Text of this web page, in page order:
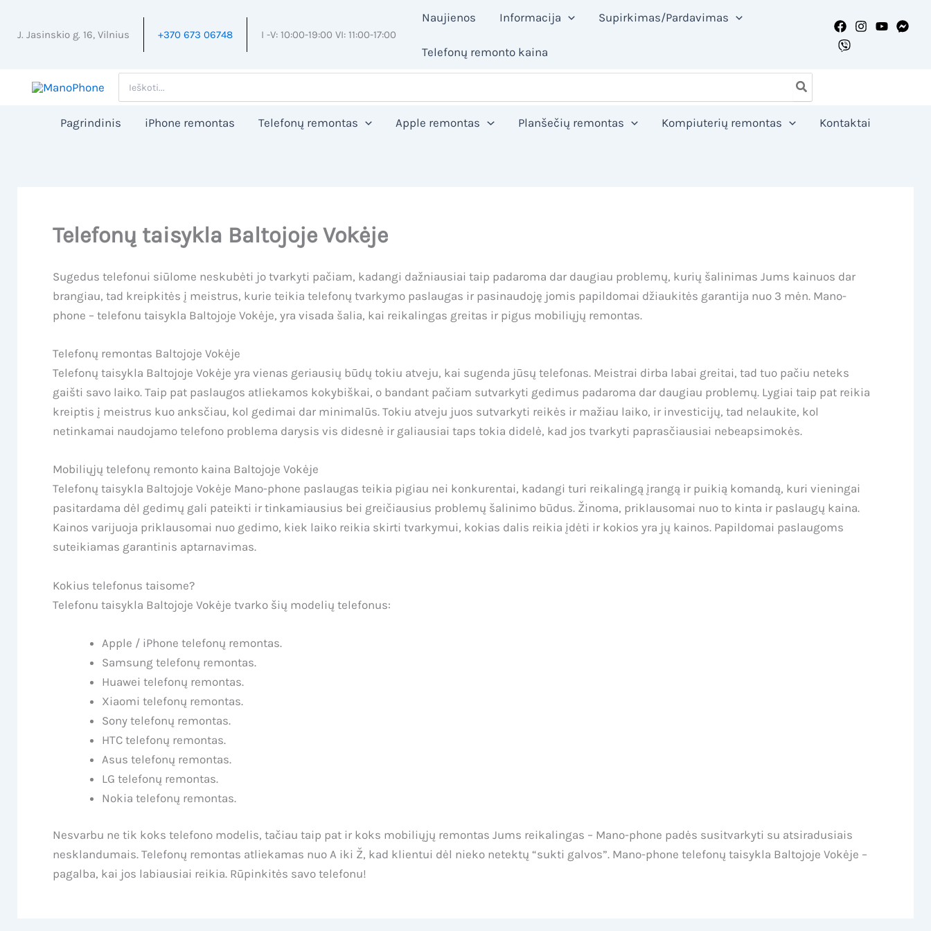
prieJ. Jasinskio g. 16, Vilnius +370 673 06748 I -V: 10:00-19:00 VI: 11:00-17:00
Naujienos Informacija Supirkimas/Pardavimas
Telefonų remonto kaina
for:
Pagrindinis iPhone remontas Telefonų remontas Apple remontas Planšečių remontas Kompiuterių remontas Kontaktai
Telefonų taisykla Baltojoje Vokėje
Sugedus telefonui siūlome neskubėti jo tvarkyti pačiam, kadangi dažniausiai taip padaroma dar daugiau problemų, kurių šalinimas Jums kainuos dar
brangiau, tad kreipkitės į meistrus, kurie teikia telefonų tvarkymo paslaugas ir pasinaudoję jomis papildomai džiaukitės garantija nuo 3 mėn. Mano-
phone – telefonu taisykla Baltojoje Vokėje, yra visada šalia, kai reikalingas greitas ir pigus mobiliųjų remontas.
Telefonų remontas Baltojoje Vokėje
Telefonų taisykla Baltojoje Vokėje yra vienas geriausių būdų tokiu atveju, kai sugenda jūsų telefonas. Meistrai dirba labai greitai, tad tuo pačiu neteks
gaišti savo laiko. Taip pat paslaugos atliekamos kokybiškai, o bandant pačiam sutvarkyti gedimus padaroma dar daugiau problemų. Lygiai taip pat reikia
kreiptis į meistrus kuo anksčiau, kol gedimai dar minimalūs. Tokiu atveju juos sutvarkyti reikės ir mažiau laiko, ir investicijų, tad nelaukite, kol
netinkamai naudojamo telefono problema darysis vis didesnė ir galiausiai taps tokia didelė, kad jos tvarkyti paprasčiausiai nebeapsimokės.
Mobiliųjų telefonų remonto kaina Baltojoje Vokėje
Telefonų taisykla Baltojoje Vokėje Mano-phone paslaugas teikia pigiau nei konkurentai, kadangi turi reikalingą įrangą ir puikią komandą, kuri vieningai
pasitardama dėl gedimų gali pateikti ir tinkamiausius bei greičiausius problemų šalinimo būdus. Žinoma, priklausomai nuo to kinta ir paslaugų kaina.
Kainos varijuoja priklausomai nuo gedimo, kiek laiko reikia skirti tvarkymui, kokias dalis reikia įdėti ir kokios yra jų kainos. Papildomai paslaugoms
suteikiamas garantinis aptarnavimas.
Kokius telefonus taisome?
Telefonu taisykla Baltojoje Vokėje tvarko šių modelių telefonus:
Apple / iPhone telefonų remontas.
Samsung telefonų remontas.
Huawei telefonų remontas.
Xiaomi telefonų remontas.
Sony telefonų remontas.
HTC telefonų remontas.
Asus telefonų remontas.
LG telefonų remontas.
Nokia telefonų remontas.
Nesvarbu ne tik koks telefono modelis, tačiau taip pat ir koks mobiliųjų remontas Jums reikalingas – Mano-phone padės susitvarkyti su atsiradusiais
nesklandumais. Telefonų remontas atliekamas nuo A iki Ž, kad klientui dėl nieko netektų “sukti galvos”. Mano-phone telefonų taisykla Baltojoje Vokėje –
pagalba, kai jos labiausiai reikia. Rūpinkitės savo telefonu!